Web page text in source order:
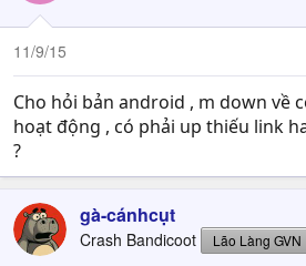
11/9/15
Cho hỏi bản android , m down về
hoạt động , có phải up thiếu link
?
gà-cánhcụt
Crash Bandicoot Lão Làng GVN